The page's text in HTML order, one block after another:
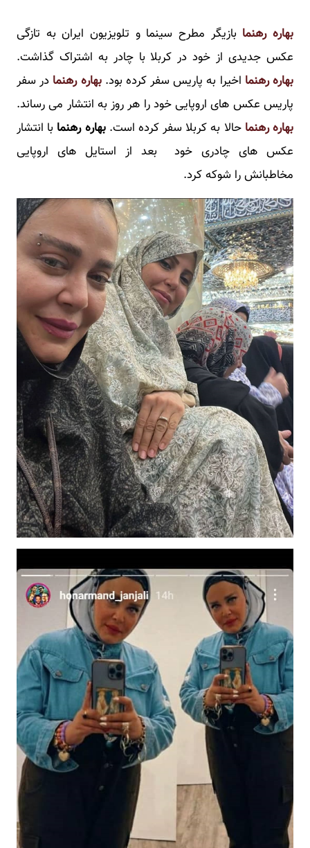
بهاره رهنما بازیگر مطرح سینما و تلویزیون ایران به تازگی
عکس جدیدی از خود در کربلا با چادر به اشتراک گذاشت.
بهاره رهنما اخیرا به پاریس سفر کرده بود. بهاره رهنما در سفر
پاریس عکس های اروپایی خود را هر روز به انتشار می رساند.
بهاره رهنماحالا به کربلا سفر کرده است.بهاره رهنما با انتشار
عکس های چادری خود بعد از استایل های اروپایی
مخاطبانش را شوکه کرد.